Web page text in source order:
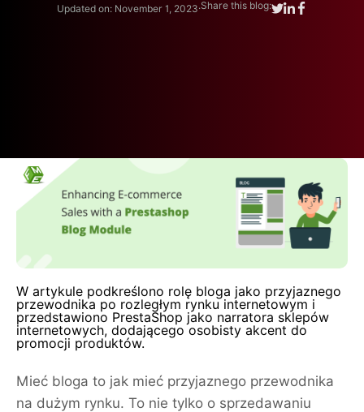
Updated on: November 1, 2023.Share this blog:
W artykule podkreślono rolę bloga jako przyjaznego
przewodnika po rozległym rynku internetowym i
przedstawiono PrestaShop jako narratora sklepów
internetowych, dodającego osobisty akcent do
promocji produktów.
Mieć bloga to jak mieć przyjaznego przewodnika
na dużym rynku. To nie tylko o sprzedawaniu